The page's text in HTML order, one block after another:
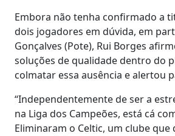
Embora não tenha confirmado a
dois jogadores em dúvida, em
Gonçalves (Pote), Rui Borges
soluções de qualidade dentro do
colmatar essa ausência e alertou
“Independentemente de ser a
na Liga dos Campeões, está cá
Eliminaram o Celtic, um clube